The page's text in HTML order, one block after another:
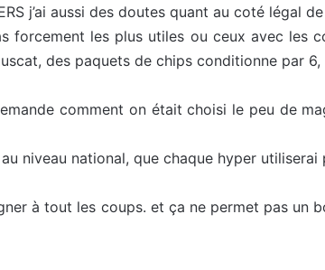
j’ai aussi des doutes quant au coté légal
les plus utiles ou ceux avec les
des paquets de chips conditionne par
comment on était choisi le peu de
niveau national, que chaque hyper
à tout les coups. et ça ne permet pas un